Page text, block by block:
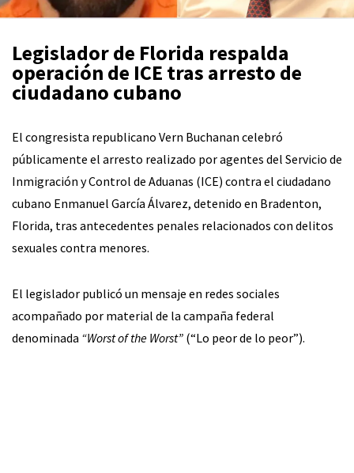
Legislador de Florida respalda
operación de ICE tras arresto de
ciudadano cubano
El congresista republicano Vern Buchanan celebró
públicamente el arresto realizado por agentes del Servicio de
Inmigración y Control de Aduanas (ICE) contra el ciudadano
cubano Enmanuel García Álvarez, detenido en Bradenton,
Florida, tras antecedentes penales relacionados con delitos
sexuales contra menores.
El legislador publicó un mensaje en redes sociales
acompañado por material de la campaña federal
denominada “Worst of the Worst” (“Lo peor de lo peor”).